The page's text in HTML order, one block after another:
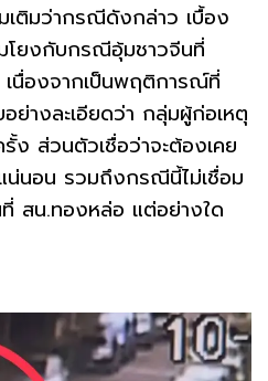
เติมว่ากรณีดังกล่าว เบื้อง
โยงกับกรณีอุ้มชาวจีนที่
นื่องจากเป็นพฤติการณ์ที่
างละเอียดว่า กลุ่มผู้ก่อเหตุ
ง ส่วนตัวเชื่อว่าจะต้องเคย
น่นอน รวมถึงกรณีนี้ไม่เชื่อม
สน.ทองหล่อ แต่อย่างใด